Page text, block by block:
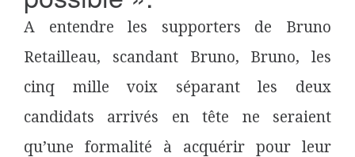
A entendre les supporters de Bruno
Retailleau, scandant Bruno, Bruno, les
cinq mille voix séparant les deux
candidats arrivés en tête ne seraient
qu’une formalité à acquérir pour leur